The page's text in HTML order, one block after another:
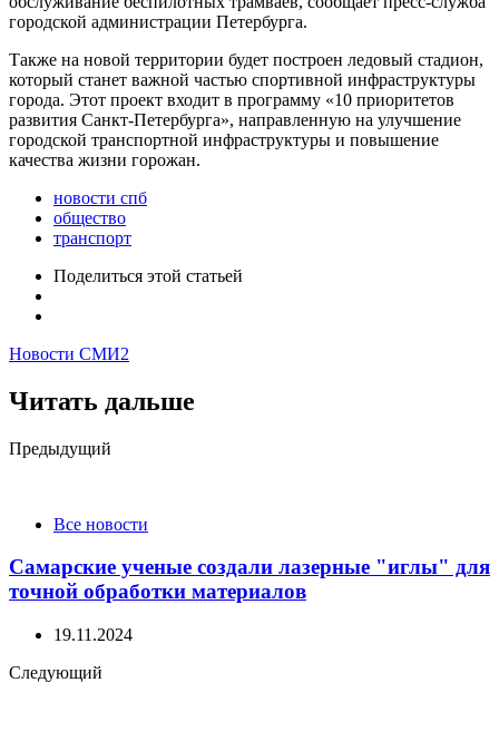
городской администрации Петербурга.
Также на новой территории будет построен ледовый стадион,
который станет важной частью спортивной инфраструктуры
города. Этот проект входит в программу «10 приоритетов
развития Санкт-Петербурга», направленную на улучшение
городской транспортной инфраструктуры и повышение
качества жизни горожан.
новости спб
общество
транспорт
Поделиться этой статьей
Новости СМИ2
Читать дальше
Post
Предыдущий
Все новости
Самарские ученые создали лазерные "иглы" для
точной обработки материалов
19.11.2024
Следующий